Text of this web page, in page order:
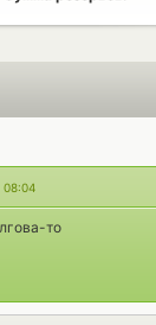
08:04
то